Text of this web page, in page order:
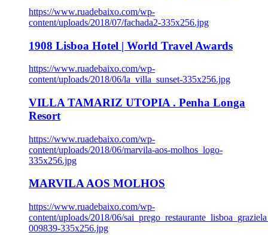
https://www.ruadebaixo.com/wp-
content/uploads/2018/07/fachada2-335x256.jpg
1908 Lisboa Hotel | World Travel Awards
https://www.ruadebaixo.com/wp-
content/uploads/2018/06/la_villa_sunset-335x256.jpg
VILLA TAMARIZ UTOPIA . Penha Longa
Resort
https://www.ruadebaixo.com/wp-
content/uploads/2018/06/marvila-aos-molhos_logo-
335x256.jpg
MARVILA AOS MOLHOS
https://www.ruadebaixo.com/wp-
content/uploads/2018/06/
009839-335x256.jpg